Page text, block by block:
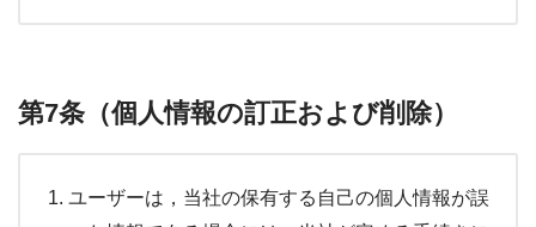
第7条（個人情報の訂正および削除）
ユーザーは，当社の保有する自己の個人情報が誤